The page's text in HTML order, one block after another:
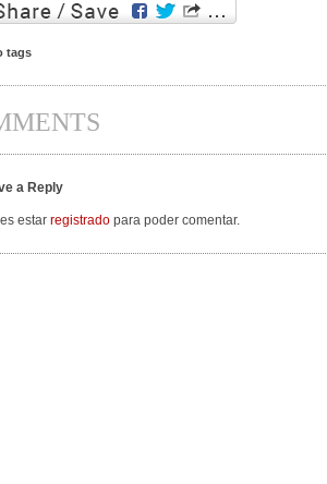
tags
a Reply
estar registrado para poder comentar.